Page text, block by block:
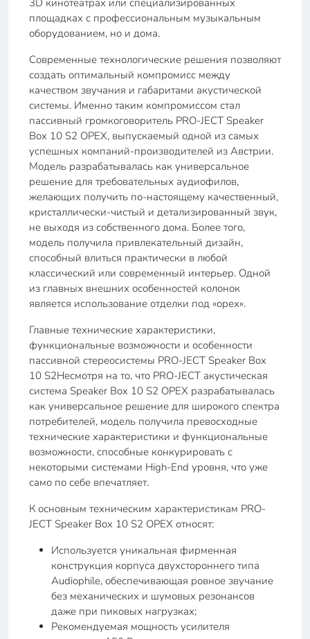
3D кинотеатрах или специализированных
площадках с профессиональным музыкальным
оборудованием, но и дома.
Современные технологические решения позволяют
создать оптимальный компромисс между
качеством звучания и габаритами акустической
системы. Именно таким компромиссом стал
пассивный громкоговоритель PRO-JECT Speaker
Box 10 S2 ОРЕХ, выпускаемый одной из самых
успешных компаний-производителей из Австрии.
Модель разрабатывалась как универсальное
решение для требовательных аудиофилов,
желающих получить по-настоящему качественный,
кристаллически-чистый и детализированный звук,
не выходя из собственного дома. Более того,
модель получила привлекательный дизайн,
способный влиться практически в любой
классический или современный интерьер. Одной
из главных внешних особенностей колонок
является использование отделки под «орех».
Главные технические характеристики,
функциональные возможности и особенности
пассивной стереосистемы PRO-JECT Speaker Box
10 S2Несмотря на то, что PRO-JECT акустическая
система Speaker Box 10 S2 ОРЕХ разрабатывалась
как универсальное решение для широкого спектра
потребителей, модель получила превосходные
технические характеристики и функциональные
возможности, способные конкурировать с
некоторыми системами High-End уровня, что уже
само по себе впечатляет.
К основным техническим характеристикам PRO-
JECT Speaker Box 10 S2 ОРЕХ относят:
Используется уникальная фирменная
конструкция корпуса двухстороннего типа
Audiophile, обеспечивающая ровное звучание
без механических и шумовых резонансов
даже при пиковых нагрузках;
Рекомендуемая мощность усилителя